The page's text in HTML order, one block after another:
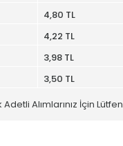
4,80 TL
4,22 TL
3,98 TL
3,50 TL
Adetli Alımlarınız İçin Lütfen